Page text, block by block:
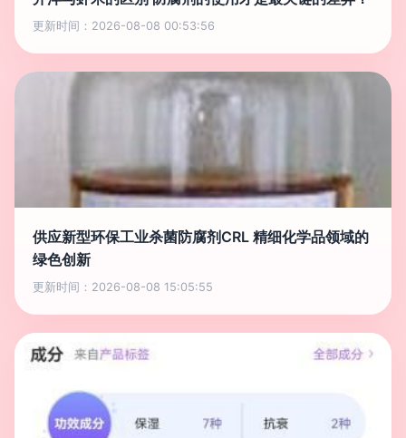
更新时间：2026-08-08 00:53:56
供应新型环保工业杀菌防腐剂CRL 精细化学品领域的
绿色创新
更新时间：2026-08-08 15:05:55